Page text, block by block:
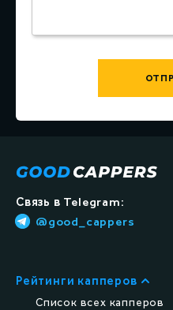
Связь в Telegram:
@good_cappers
Рейтинги капперов
Список всех капперов